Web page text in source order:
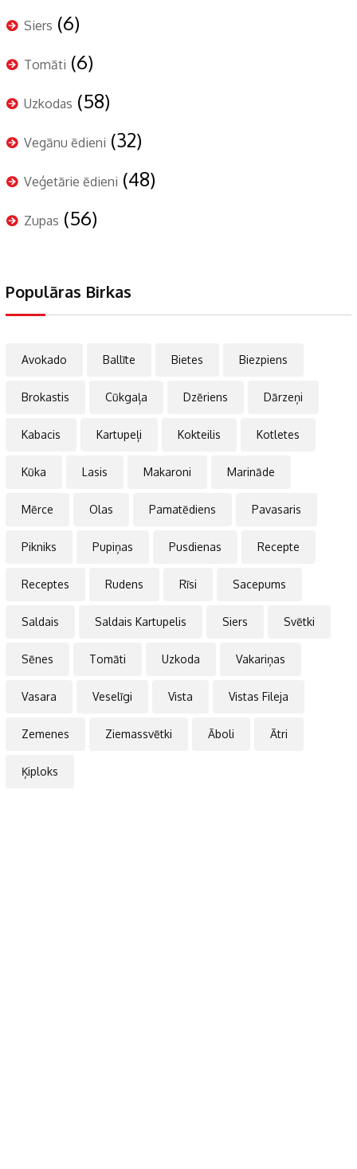
Siers (6)
Tomāti (6)
Uzkodas (58)
Vegānu ēdieni (32)
Veģetārie ēdieni (48)
Zupas (56)
Populāras Birkas
Avokado Ballīte Bietes Biezpiens
Brokastis Cūkgaļa Dzēriens Dārzeņi
Kabacis Kartupeļi Kokteilis Kotletes
Kūka Lasis Makaroni Marināde
Mērce Olas Pamatēdiens Pavasaris
Pikniks Pupiņas Pusdienas Recepte
Receptes Rudens Rīsi Sacepums
Saldais Saldais Kartupelis Siers Svētki
Sēnes Tomāti Uzkoda Vakariņas
Vasara Veselīgi Vista Vistas Fileja
Zemenes Ziemassvētki Āboli Ātri
Ķiploks